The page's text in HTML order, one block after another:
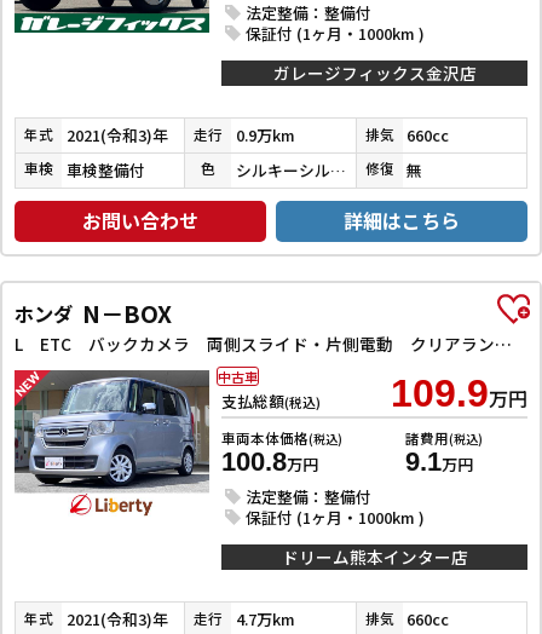
法定整備：整備付
保証付 (1ヶ月・1000km )
ガレージフィックス金沢店
年式 2021(令和3)年 走行 0.9万km 排気 660cc
車検 車検整備付 色 シルキーシルバーメタリック 修復 無
お問い合わせ 詳細はこちら
ホンダ N－BOX
L ETC バックカメラ 両側スライド・片側電動 クリアランスソナー オートクルーズコントロール レーンアシスト 衝突被害軽減システム オートライト スマートキー アイドリングストップ 電動格納ミラー
支払総額(税込) 109.9万円
車両本体価格(税込)
100.8万円
諸費用(税込)
9.1万円
法定整備：整備付
保証付 (1ヶ月・1000km )
中古車
ドリーム熊本インター店
年式 2021(令和3)年 走行 4.7万km 排気 660cc